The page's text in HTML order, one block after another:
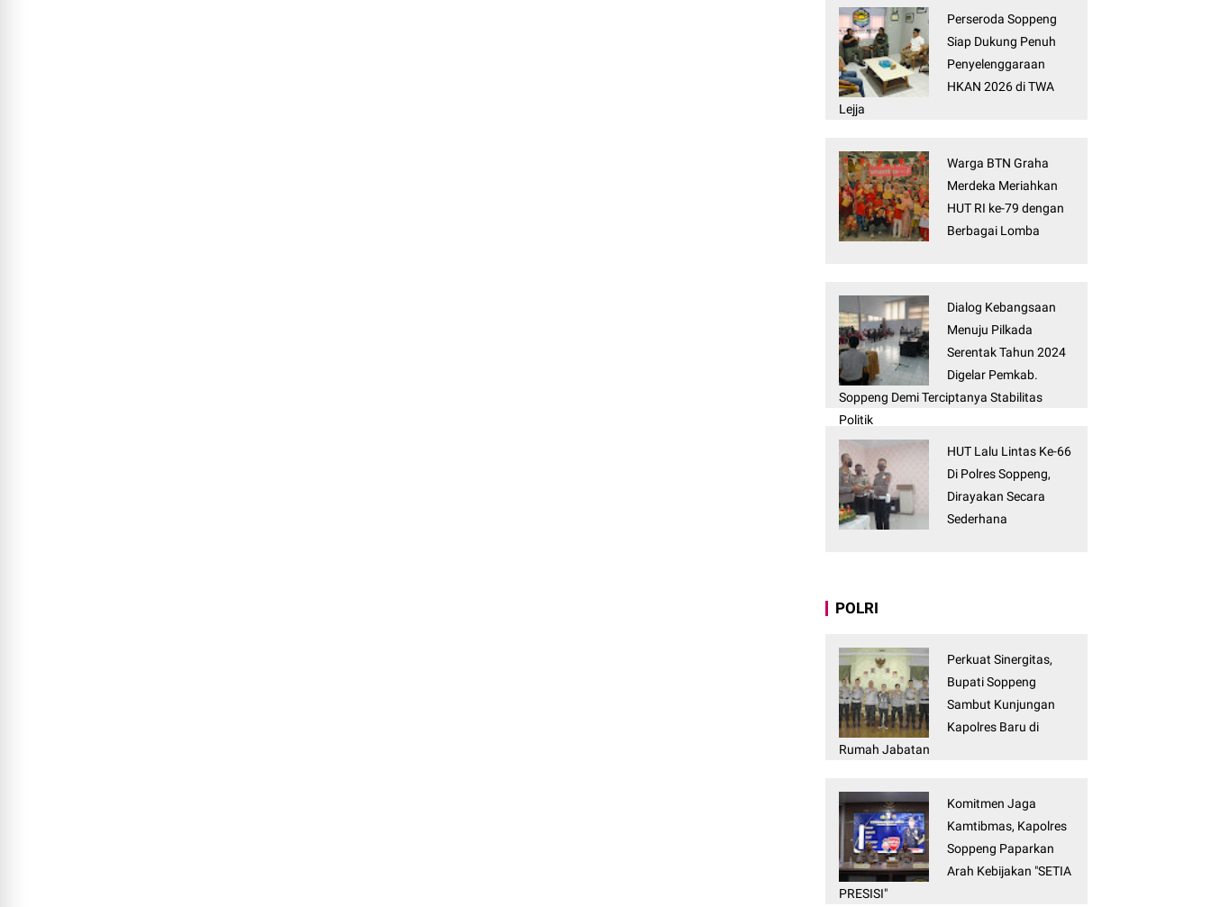
Perseroda Soppeng
Siap Dukung Penuh
Penyelenggaraan
HKAN 2026 di TWA
Lejja
Warga BTN Graha
Merdeka Meriahkan
HUT RI ke-79 dengan
Berbagai Lomba
Dialog Kebangsaan
Menuju Pilkada
Serentak Tahun 2024
Digelar Pemkab.
Soppeng Demi Terciptanya Stabilitas
Politik
HUT Lalu Lintas Ke-66
Di Polres Soppeng,
Dirayakan Secara
Sederhana
POLRI
Perkuat Sinergitas,
Bupati Soppeng
Sambut Kunjungan
Kapolres Baru di
Rumah Jabatan
Komitmen Jaga
Kamtibmas, Kapolres
Soppeng Paparkan
Arah Kebijakan "SETIA
PRESISI"